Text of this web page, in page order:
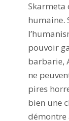
Skarmeta
humaine.
pouvoir
barbarie,
ne
pires
bien une
démontre